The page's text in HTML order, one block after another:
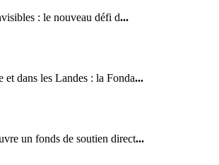
: le nouveau défi d...
et dans les Landes : la Fonda...
un fonds de soutien direct...